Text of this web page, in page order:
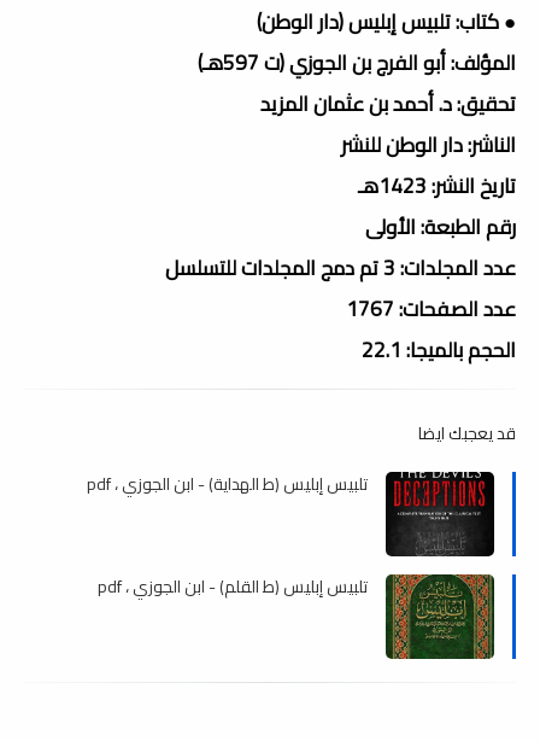
● كتاب: تلبيس إبليس (دار الوطن)
المؤلف: أبو الفرج بن الجوزي (ت 597هـ)
تحقيق: د. أحمد بن عثمان المزيد
الناشر: دار الوطن للنشر
تاريخ النشر: 1423هـ
رقم الطبعة: الأولى
عدد المجلدات: 3 تم دمج المجلدات للتسلسل
عدد الصفحات: 1767
الحجم بالميجا: 22.1
قد يعجبك ايضا
تلبيس إبليس (ط الهداية) - ابن الجوزي ، pdf
تلبيس إبليس (ط القلم) - ابن الجوزي ، pdf